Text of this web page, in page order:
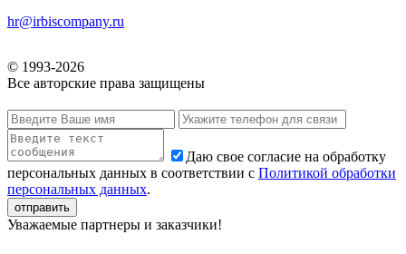
hr@irbiscompany.ru
© 1993-2026
Все авторские права защищены
Даю свое согласие на обработку
персональных данных в соответствии с Политикой обработки
персональных данных.
Уважаемые партнеры и заказчики!